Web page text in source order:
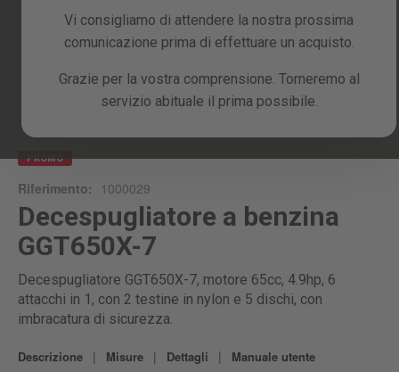
Vi consigliamo di attendere la nostra prossima
comunicazione prima di effettuare un acquisto.
Grazie per la vostra comprensione. Torneremo al
servizio abituale il prima possibile.
beginning
the
gallery
PROMO
Riferimento: 1000029
Decespugliatore a benzina
GGT650X-7
Decespugliatore GGT650X-7, motore 65cc, 4.9hp, 6
attacchi in 1, con 2 testine in nylon e 5 dischi, con
imbracatura di sicurezza.
Descrizione | Misure | Dettagli | Manuale utente